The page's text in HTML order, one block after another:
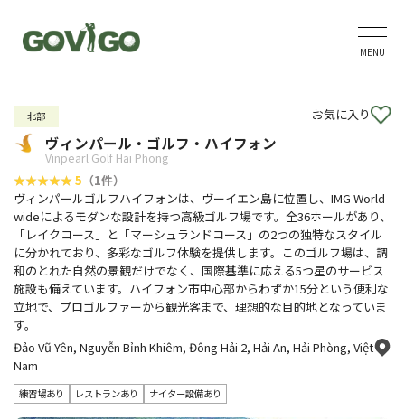
MENU
北部 お気に入り
ヴィンパール・ゴルフ・ハイフォン
Vinpearl Golf Hai Phong
5 （1件）
ヴィンパールゴルフハイフォンは、ヴーイエン島に位置し、IMG World
wideによるモダンな設計を持つ高級ゴルフ場です。全36ホールがあり、
「レイクコース」と「マーシュランドコース」の2つの独特なスタイル
に分かれており、多彩なゴルフ体験を提供します。このゴルフ場は、調
和のとれた自然の景観だけでなく、国際基準に応える5つ星のサービス
施設も備えています。ハイフォン市中心部からわずか15分という便利な
立地で、プロゴルファーから観光客まで、理想的な目的地となっていま
す。
Đảo Vũ Yên, Nguyễn Bỉnh Khiêm, Đông Hải 2, Hải An, Hải Phòng, Việt
Nam
練習場あり レストランあり ナイター設備あり